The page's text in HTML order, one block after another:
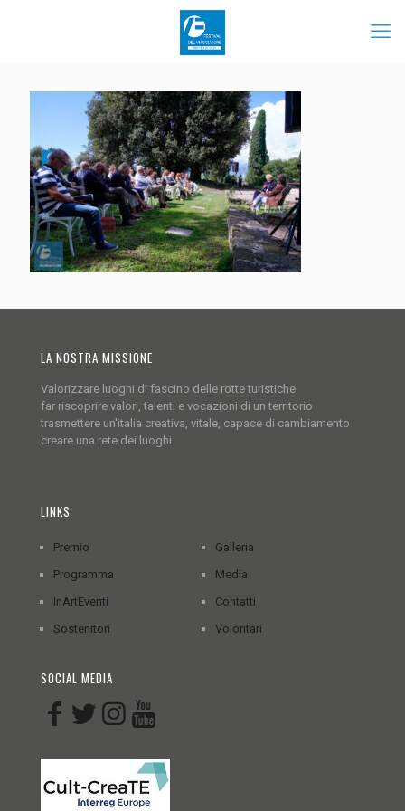
LA NOSTRA MISSIONE
Valorizzare luoghi di fascino delle rotte turistiche
far riscoprire valori, talenti e vocazioni di un territorio
trasmettere un'italia creativa, vitale, capace di cambiamento
creare una rete dei luoghi.
LINKS
Premio
Programma
InArtEventi
Sostenitori
Galleria
Media
Contatti
Volontari
SOCIAL MEDIA